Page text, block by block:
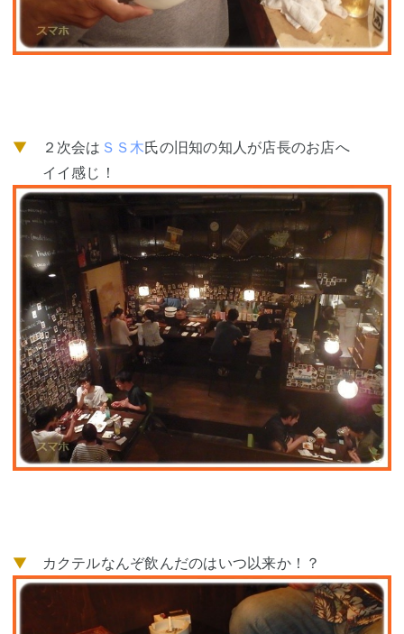
▼ ２次会は ＳＳ木氏の旧知の知人が店長のお店へ
イイ感じ！
▼ カクテルなんぞ飲んだのはいつ以来か！？